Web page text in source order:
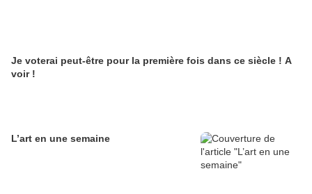
Je voterai peut-être pour la première fois dans ce siècle ! A
voir !
L’art en une semaine